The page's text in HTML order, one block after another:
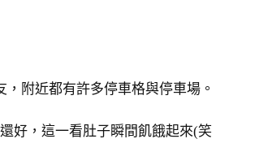
附近都有許多停車格與停車場。
好，這一看肚子瞬間飢餓起來(笑